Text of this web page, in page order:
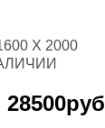
Х 2000
28500руб